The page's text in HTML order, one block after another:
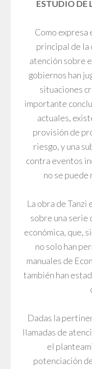
ESTUDIO DE
Como
principal de la
atención sobre
gobiernos han
situaciones
importante
actuales,
provisión de
riesgo, y una
contra eventos
no se
La obra de
sobre una serie
económica, que,
no solo han
manuales de
también han
Dadas la
llamadas de
el
potenciación